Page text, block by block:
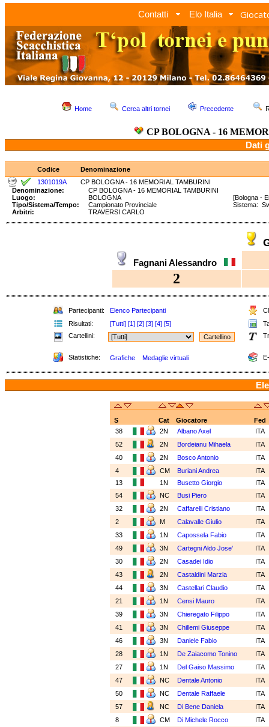
Contatti Elo Italia
Home Cerca altri tornei Precedente
CP BOLOGNA - 16
Dati
Codice
Denominazione
1301019A
CP BOLOGNA - 16 MEMORIAL TAMBURINI
Denominazione:
CP BOLOGNA - 16 MEMORIAL TAMBURINI
Luogo:
BOLOGNA
[Bologna -
Tipo/Sistema/Tempo:
Campionato Provinciale
Sistema:
Arbitri:
TRAVERSI CARLO
Fagnani Alessandro
2
Partecipanti: Elenco Partecipanti
Risultati:
[Tutti] [1] [2] [3] [4] [5]
Cartellini:
Statistiche: Grafiche Medaglie virtuali
S Cat Giocatore
Fed
38
2N Albano Axel
ITA
52
2N Bordeianu Mihaela
ITA
40
2N Bosco Antonio
ITA
4
CM Buriani Andrea
ITA
13
1N Busetto Giorgio
ITA
54
NC Busi Piero
ITA
32
2N Caffarelli Cristiano
ITA
2
M Calavalle Giulio
ITA
33
1N Capossela Fabio
ITA
49
3N Cartegni Aldo Jose'
ITA
30
2N Casadei Idio
ITA
43
2N Castaldini Marzia
ITA
44
3N Castellari Claudio
ITA
21
1N Censi Mauro
ITA
39
3N Chieregato Filippo
ITA
41
3N Chillemi Giuseppe
ITA
46
3N Daniele Fabio
ITA
28
1N De Zaiacomo Tonino
ITA
27
1N Del Gaiso Massimo
ITA
47
NC Dentale Antonio
ITA
50
NC Dentale Raffaele
ITA
57
NC Di Bene Daniela
ITA
8
CM Di Michele Rocco
ITA